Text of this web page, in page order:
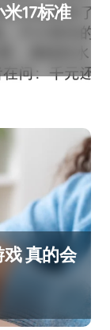
17标准
真的会